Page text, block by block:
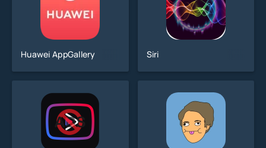
Huawei AppGallery Siri